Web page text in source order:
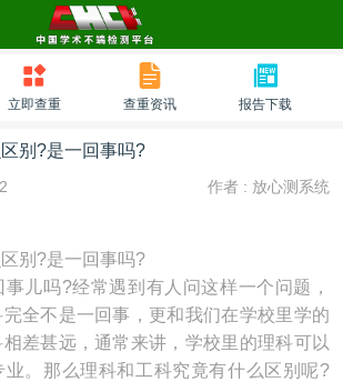
立即查重 查重资讯 报告下载
别?是一回事吗?
作者 : 放心测系统
别?是一回事吗?
儿吗?经常遇到有人问这样一个问题，
全不是一回事，更和我们在学校里学的
差甚远，通常来讲，学校里的理科可以
业。那么理科和工科究竟有什么区别呢?